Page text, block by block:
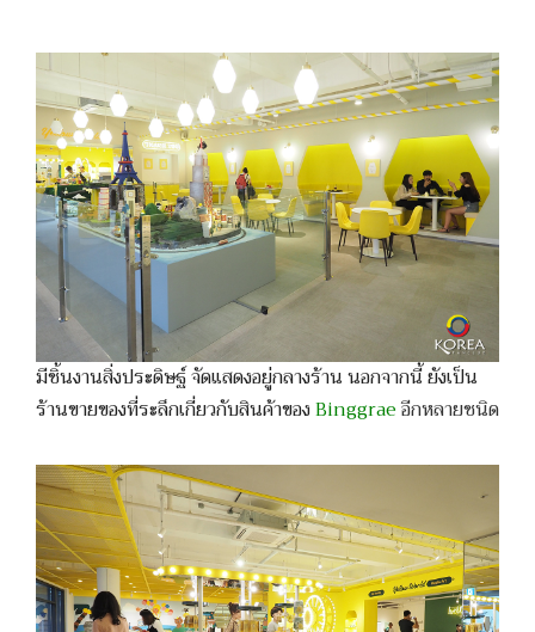
มีชิ้นงานสิ่งประดิษฐ์ จัดแสดงอยู่กลางร้าน นอกจากนี้ ยังเป็น
ร้านขายของที่ระลึกเกี่ยวกับสินค้าของBinggraeอีกหลายชนิด